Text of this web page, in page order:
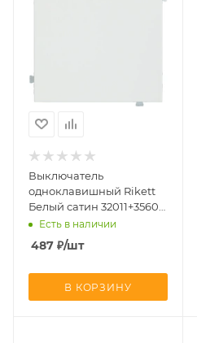
Выключатель
одноклавишный Rikett
Белый сатин 32011+35601
MWЕсть в наличии
487 ₽/шт
В КОРЗИНУ